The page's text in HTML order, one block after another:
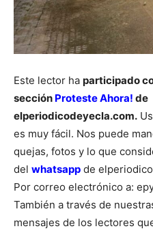
Este lector ha participado
sección Proteste Ahora! de
elperiodicodeyecla.com.
es muy fácil. Nos puede
quejas, fotos y lo que
del whatsapp de
Por correo electrónico a:
También a través de
mensajes de los lectores